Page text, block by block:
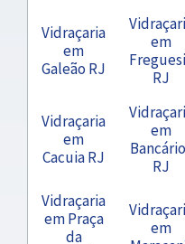
Vidraçaria
em
Galeão RJ
em
RJ
Vidraçaria
em
Cacuia RJ
em
RJ
Vidraçaria
em Praça
da
em